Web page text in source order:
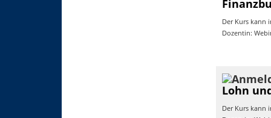
Der Kurs kann
Dozentin:
Lohn
Der Kurs kann